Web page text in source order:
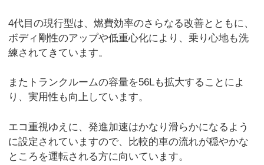
4代目の現行型は、燃費効率のさらなる改善とともに、
ボディ剛性のアップや低重心化により、乗り心地も洗
練されてきています。
またトランクルームの容量を56Lも拡大することによ
り、実用性も向上しています。
エコ重視ゆえに、発進加速はかなり滑らかになるよう
に設定されていますので、比較的車の流れが穏やかな
ところを運転される方に向いています。